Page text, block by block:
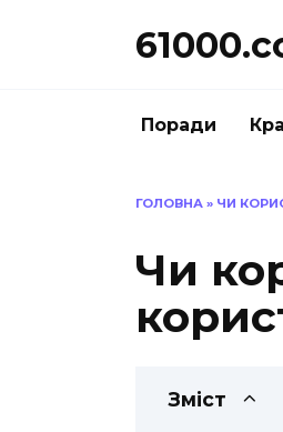
Поради
ГОЛОВНА » ЧИ
Чи
Зміст